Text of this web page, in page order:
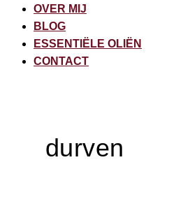
OVER MIJ
BLOG
ESSENTIËLE OLIËN
CONTACT
durven